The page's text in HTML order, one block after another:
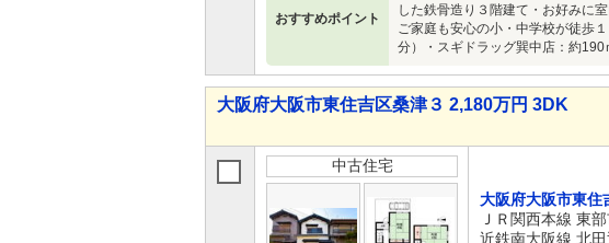
おすすめポイント
した鉄骨造り３階建て・お好みに
ご家庭も安心の小・中学校が徒歩
分）・スギドラッグ巽中店：約
大阪府大阪市東住吉区桑津３ 2,180万円 3DK
中古住宅
大阪府大阪市東住
ＪＲ関西本線 東
近鉄南大阪線 北